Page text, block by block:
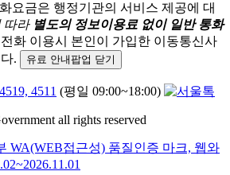
요금은 행정기관의 서비스 제공에 대
따라 별도의 정보이용료 없이 일반 통화
화 이용시 본인이 가입한 이동통신사
.
유료 안내팝업 닫기
4511 (평일 09:00~18:00)
all rights reserved